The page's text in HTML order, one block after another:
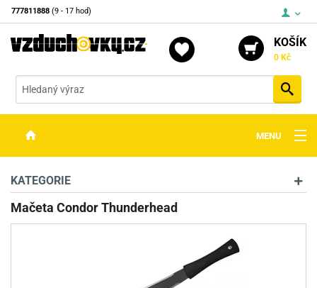
777811888 (9 - 17 hod)
KOŠÍK
0 Kč
MENU
OPTIKA
STŘELIVO
KATEGORIE
Mačeta Condor Thunderhead